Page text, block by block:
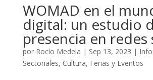
WOMAD en el
digital: un estudio
presencia en redes
por Rocío Medela | Sep 13, 2023 |
Sectoriales, Cultura, Ferias y Eventos